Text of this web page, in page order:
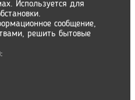
Используется для
сообщение,
решить бытовые